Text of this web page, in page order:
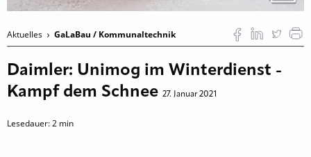
Aktuelles GaLaBau / Kommunaltechnik
Daimler: Unimog im Winterdienst -
Kampf dem Schnee 27. Januar 2021
Lesedauer:2 min